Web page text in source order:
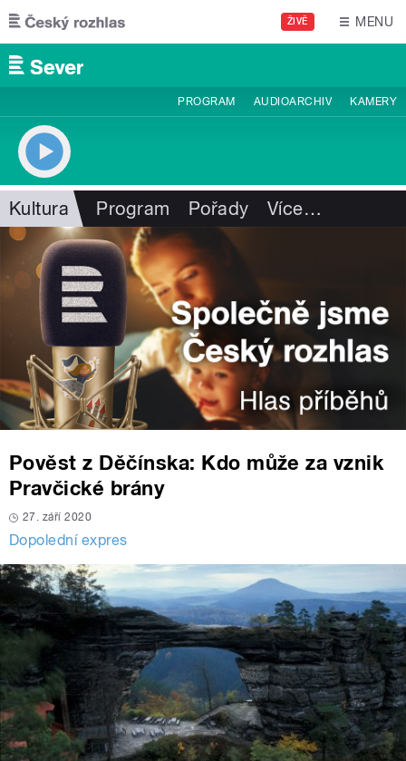
Přejít k hlavnímu obsahu
ŽIVĚ MENU
PROGRAM AUDIOARCHIV KAMERY
Kultura Program Pořady Více…
Pověst z Děčínska: Kdo může za vznik
Pravčické brány
27. září 2020
Dopolední expres